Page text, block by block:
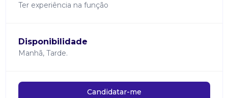
Ter experiência na função
Disponibilidade
Manhã, Tarde.
Candidatar-me